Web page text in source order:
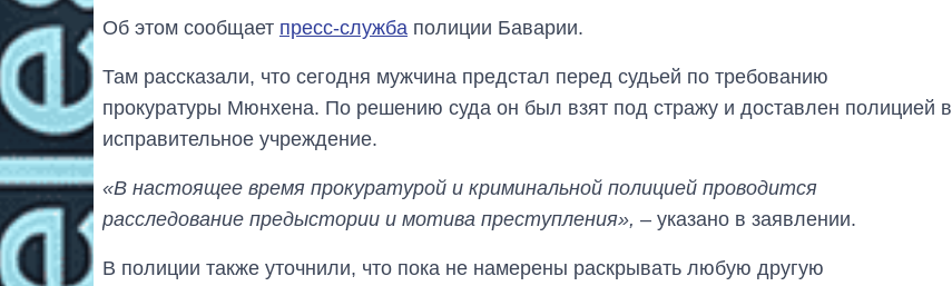
Об этом сообщает пресс-служба полиции Баварии.
Там рассказали, что сегодня мужчина предстал перед судьей по требованию
прокуратуры Мюнхена. По решению суда он был взят под стражу и доставлен полицией в
исправительное учреждение.
«В настоящее время прокуратурой и криминальной полицией проводится
расследование предыстории и мотива преступления», – указано в заявлении.
В полиции также уточнили, что пока не намерены раскрывать любую другую